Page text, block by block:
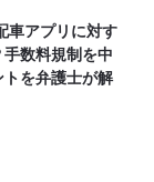
車アプリに対す
数料規制を中
を弁護士が解